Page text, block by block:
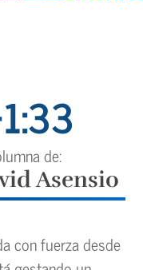
de:
Asensio
con fuerza desde